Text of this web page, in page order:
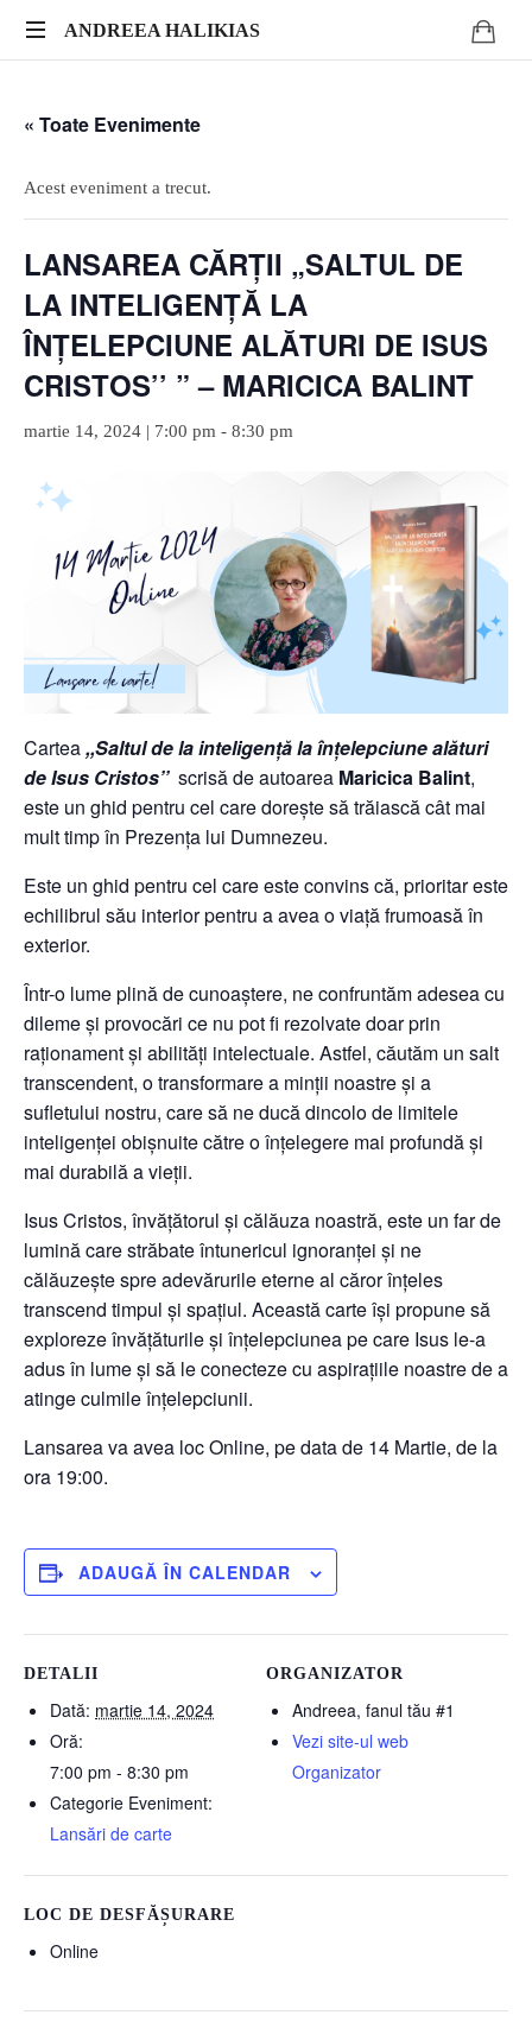
ANDREEA
ANDREEA HALIKIAS
expertiza
impact
Publică.
« Toate Evenimente
Acest eveniment a trecut.
LANSAREA CĂRȚII „SALTUL DE
LA INTELIGENȚĂ LA
ÎNȚELEPCIUNE ALĂTURI DE ISUS
CRISTOS’’ ” – MARICICA BALINT
martie 14, 2024 | 7:00 pm - 8:30 pm
Cartea,,Saltul de la inteligență la înțelepciune alături
de Isus Cristos’’scrisă de autoarea Maricica Balint,
este un ghid pentru cel care dorește să trăiască cât mai
mult timp în Prezența lui Dumnezeu.
Este un ghid pentru cel care este convins că, prioritar este
echilibrul său interior pentru a avea o viață frumoasă în
exterior.
Într-o lume plină de cunoaștere, ne confruntăm adesea cu
dileme și provocări ce nu pot fi rezolvate doar prin
raționament și abilități intelectuale. Astfel, căutăm un salt
transcendent, o transformare a minții noastre și a
sufletului nostru, care să ne ducă dincolo de limitele
inteligenței obișnuite către o înțelegere mai profundă și
mai durabilă a vieții.
Isus Cristos, învățătorul și călăuza noastră, este un far de
lumină care străbate întunericul ignoranței și ne
călăuzește spre adevărurile eterne al căror înțeles
transcend timpul și spațiul. Această carte își propune să
exploreze învățăturile și înțelepciunea pe care Isus le-a
adus în lume și să le conecteze cu aspirațiile noastre de a
atinge culmile înțelepciunii.
Lansarea va avea loc Online, pe data de 14 Martie, de la
ora 19:00.
ADAUGĂ ÎN CALENDAR
DETALII
Dată: martie 14, 2024
Oră:
7:00 pm - 8:30 pm
Categorie Eveniment:
Lansări de carte
ORGANIZATOR
Andreea, fanul tău #1
Vezi site-ul web
Organizator
LOC DE DESFĂȘURARE
Online